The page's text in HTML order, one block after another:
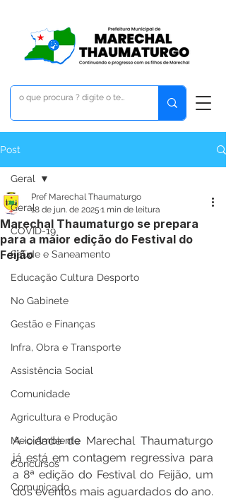
Post
Geral
COVID-19
Saúde e Saneamento
Educação Cultura Desporto
No Gabinete
Gestão e Finanças
Infra, Obra e Transporte
Assistência Social
Comunidade
Agricultura e Produção
Meio Ambiente
Concursos
Comunicado
Geral
Marechal Thaumaturgo se prepara
para a maior edição do Festival do
Feijão
Pref Marechal Thaumaturgo
18 de jun. de 2025 1 min de leitura
A cidade de Marechal Thaumaturgo
já está em contagem regressiva para
a 8ª edição do Festival do Feijão, um
dos eventos mais aguardados do ano.